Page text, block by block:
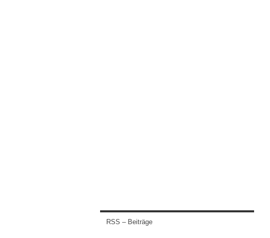
RSS – Beiträge